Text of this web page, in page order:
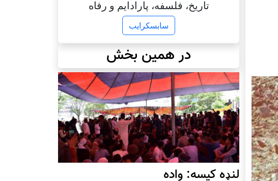
تاریخ، فلسفه، پارادایم و رفاه
سابسکرایب
در همین بخش
لنډه کیسه: واده